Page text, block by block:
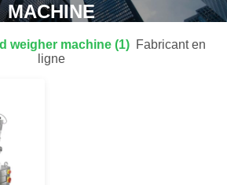
MACHINE
weigher machine (1) Fabricant en
ligne